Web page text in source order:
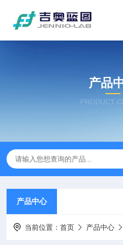
产品
PRODUCT
产品中心
当前位置：首页 产品中心